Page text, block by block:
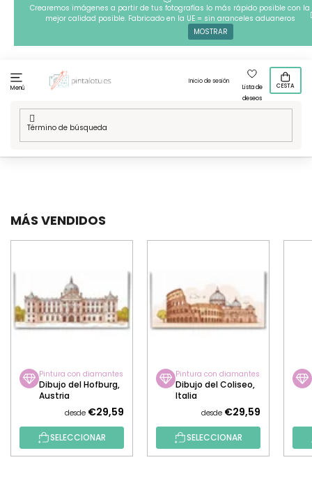
contenido
Crearemos imágenes a partir de tus fotografías lo más rápido posible con la
mejor calidad posible. Fabricado en la UE = sin aranceles aduaneros
MOSTRAR
Menú
Inicio de sesión
Lista de
deseos
CESTA
Inicio
Técnicas / Pintura con diamantes
Arquitectura
MÁS VENDIDOS
Pintura con diamantes
Dibujo del Hofburg,
Austria
desde €29,59
SELECCIONAR
Pintura con diamantes
Dibujo del Coliseo,
Italia
desde €29,59
SELECCIONAR